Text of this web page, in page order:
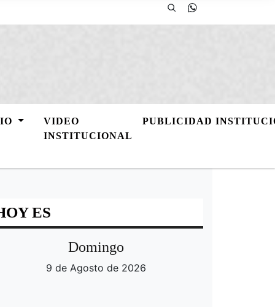
VIDEO
INSTITUCIONAL
PUBLICIDAD
ES
Domingo
9 de Agosto de 2026